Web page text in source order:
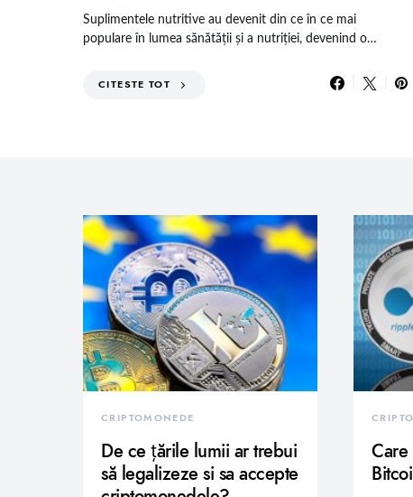
Suplimentele nutritive au devenit din ce în ce mai
populare în lumea sănătății și a nutriției, devenind o…
CITESTE TOT
CRIPTOMONEDE
De ce țările lumii ar trebui
să legalizeze si sa accepte